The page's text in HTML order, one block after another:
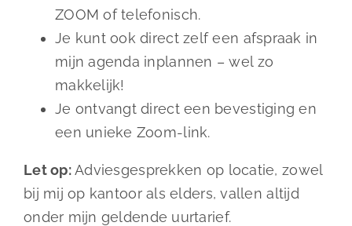
ZOOM of telefonisch.
Je kunt ook direct zelf een afspraak in
mijn agenda inplannen – wel zo
makkelijk!
Je ontvangt direct een bevestiging en
een unieke Zoom-link.
Let op:Adviesgesprekken op locatie, zowel
bij mij op kantoor als elders, vallen altijd
onder mijn geldende uurtarief.